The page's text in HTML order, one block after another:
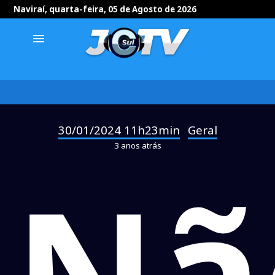
Naviraí, quarta-feira, 05 de Agosto de 2026
menu
30/01/2024 11h23min Geral
3 anos atrás